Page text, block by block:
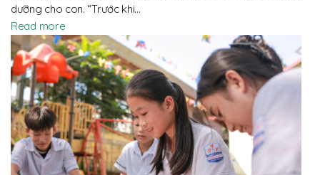
dưỡng cho con. “Trước khi…
Read more